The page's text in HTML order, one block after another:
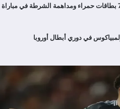
الدوري البوليفي يشهد فوضى تاريخية.. 7 بطاقات حمراء ومداهمة الشرطة في مباراة
في دوري أبطال أوروبا